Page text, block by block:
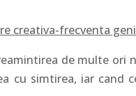
creativa-frecventa
de multe ori
cu simtirea, iar cand